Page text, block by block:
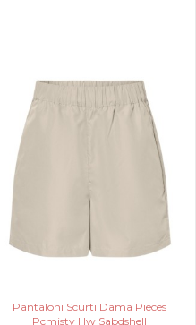
Pantaloni Scurti Dama Pieces
Pcmisty Hw Sabdshell